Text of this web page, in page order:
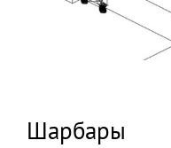
Шарбары